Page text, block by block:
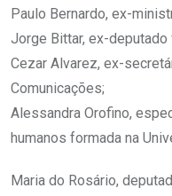
Paulo Bernardo, ex-
Jorge Bittar, ex-deputado
Cezar Alvarez, ex-
Comunicações;
Alessandra Orofino,
humanos formada na
Maria do Rosário,